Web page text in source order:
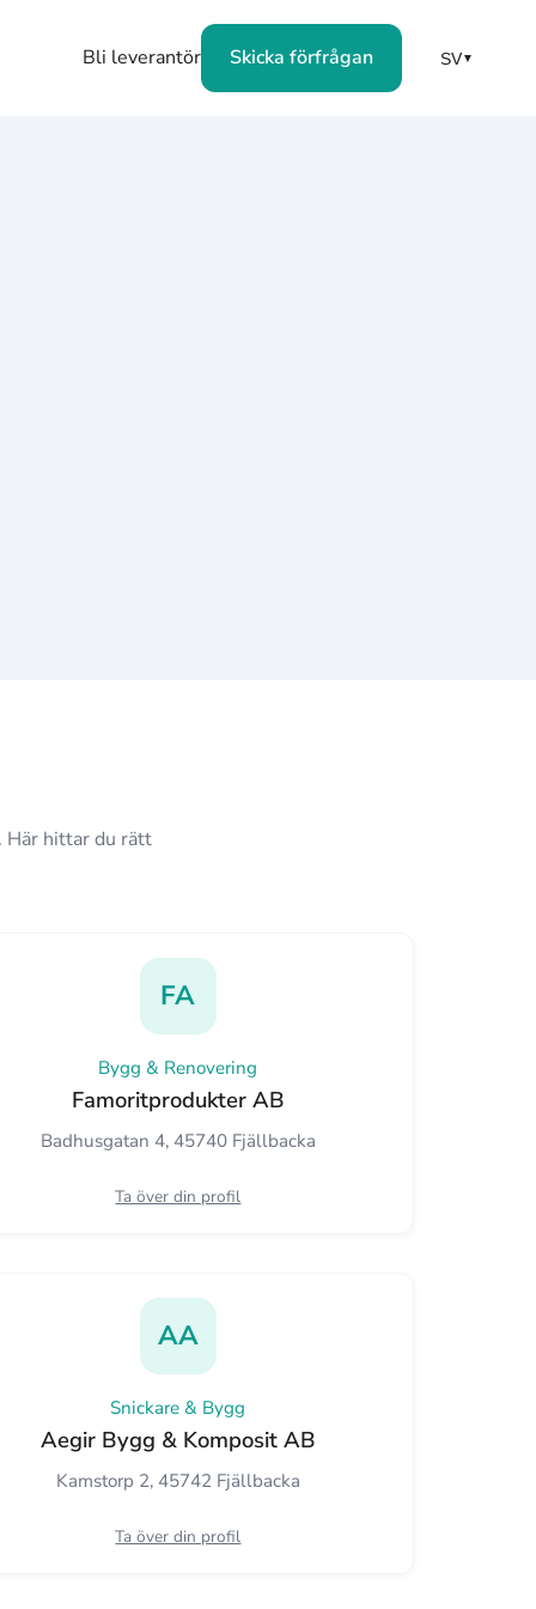
Bli leverantör Skicka förfrågan SV▼
Här hittar du rätt
FA
Bygg & Renovering
Famoritprodukter AB
Badhusgatan 4, 45740 Fjällbacka
Ta över din profil
AA
Snickare & Bygg
Aegir Bygg & Komposit AB
Kamstorp 2, 45742 Fjällbacka
Ta över din profil